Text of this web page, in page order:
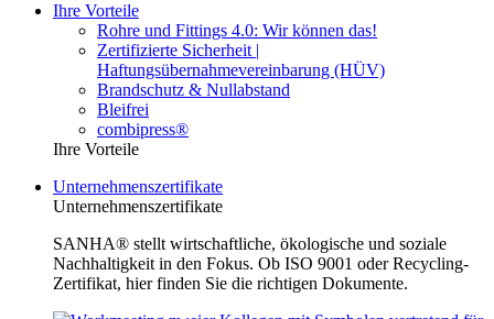
Ihre Vorteile
Rohre und Fittings 4.0: Wir können das!
Zertifizierte Sicherheit |
Haftungsübernahmevereinbarung (HÜV)
Brandschutz & Nullabstand
Bleifrei
combipress®
Ihre Vorteile
Unternehmenszertifikate
Unternehmenszertifikate
SANHA® stellt wirtschaftliche, ökologische und soziale
Nachhaltigkeit in den Fokus. Ob ISO 9001 oder Recycling-
Zertifikat, hier finden Sie die richtigen Dokumente.